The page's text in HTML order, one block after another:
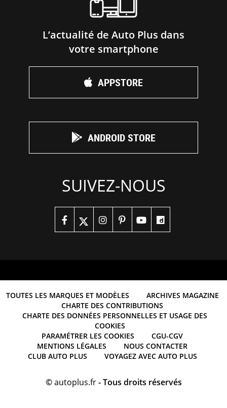
L’actualité de Auto Plus dans
votre smartphone
APPSTORE
ANDROID STORE
SUIVEZ-NOUS
TOUTES LES MARQUES ET MODÈLES
ARCHIVES MAGAZINE
CHARTE DES CONTRIBUTIONS
CHARTE DES DONNÉES PERSONNELLES ET USAGE DES
COOKIES
PARAMÉTRER LES COOKIES
CGU-CGV
MENTIONS LÉGALES
NOUS CONTACTER
CLUB AUTO PLUS
VOYAGEZ AVEC AUTO PLUS
©autoplus.fr- Tous droits réservés